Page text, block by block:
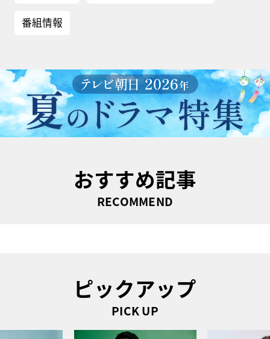
番組情報
おすすめ記事
RECOMMEND
ピックアップ
PICK UP